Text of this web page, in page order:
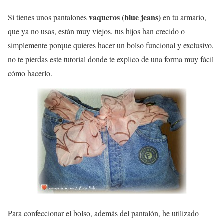
Si tienes unos pantalonesvaqueros (blue jeans)en tu armario,
que ya no usas, están muy viejos, tus hijos han crecido o
simplemente porque quieres hacer un bolsofuncional y exclusivo,
no te pierdas este tutorial donde te explico de una forma muy fácil
cómo hacerlo.
Para confeccionar el bolso, además del pantalón, he utilizado